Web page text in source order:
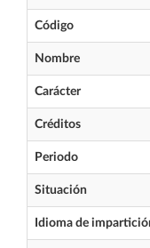
Código
Nombre
Carácter
Créditos
Periodo
Situación
Idioma de